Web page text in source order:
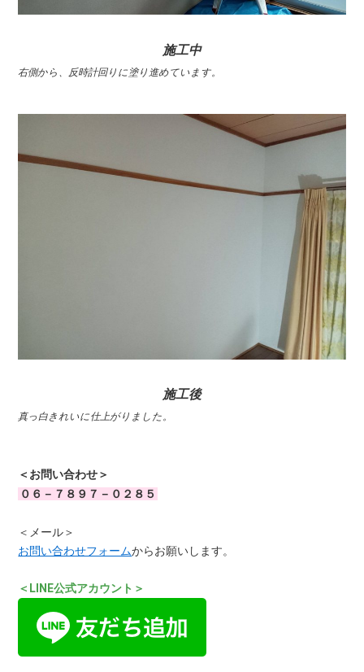
施工中
右側から、反時計回りに塗り進めています。
施工後
真っ白きれいに仕上がりました。
＜お問い合わせ＞
０６－７８９７－０２８５
＜メール＞
お問い合わせフォームからお願いします。
＜LINE公式アカウント＞